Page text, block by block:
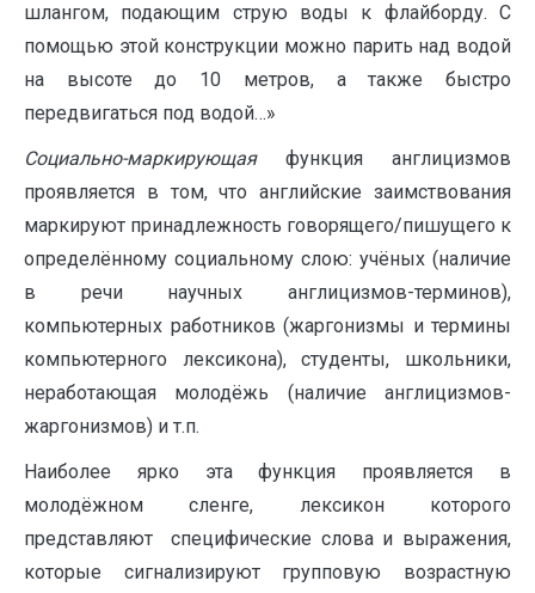
шлангом, подающим струю воды к флайборду. С
помощью этой конструкции можно парить над водой
на высоте до 10 метров, а также быстро
передвигаться под водой…»
Социально-маркирующаяфункция англицизмов
проявляется в том, что английские заимствования
маркируют принадлежность говорящего/пишущего к
определённому социальному слою: учёных (наличие
в речи научных англицизмов-терминов),
компьютерных работников (жаргонизмы и термины
компьютерного лексикона), студенты, школьники,
неработающая молодёжь (наличие англицизмов-
жаргонизмов) и т.п.
Наиболее ярко эта функция проявляется в
молодёжном сленге, лексикон которого
представляют специфические слова и выражения,
которые сигнализируют групповую возрастную